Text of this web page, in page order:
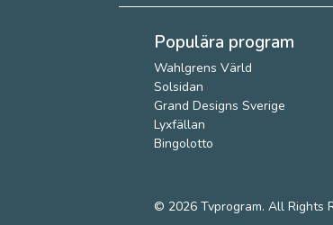
Populära program
Wahlgrens Värld
Solsidan
Grand Designs Sverige
Lyxfällan
Bingolotto
© 2026 Tvprogram. All Rights